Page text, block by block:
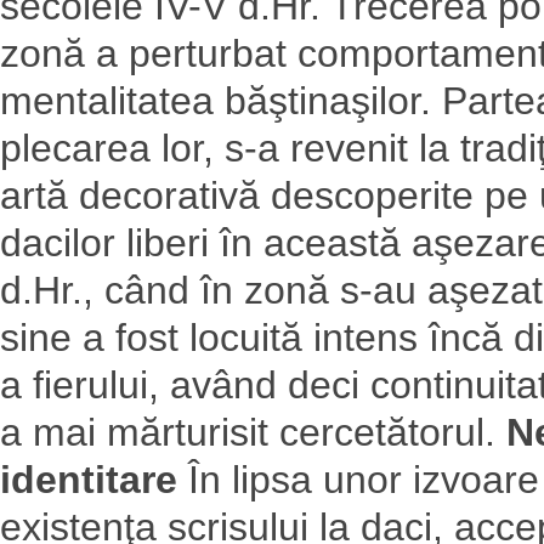
zonă a perturbat
mentalitatea băştinaşilor.
plecarea lor, s-a revenit la
artă decorativă descoperite
dacilor liberi în această
d.Hr., când în zonă s-au
sine a fost locuită intens încă
a fierului, având deci
a mai mărturisit cercetătorul.
identitare În lipsa unor
existenţa scrisului la daci,